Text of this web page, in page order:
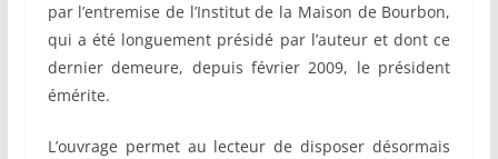
par l’entremise de l’Institut de la Maison de Bourbon,
qui a été longuement présidé par l’auteur et dont ce
dernier demeure, depuis février 2009, le président
émérite.
L’ouvrage permet au lecteur de disposer désormais